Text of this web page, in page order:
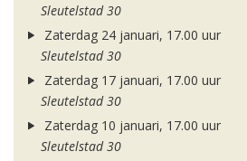
Sleutelstad 30
Zaterdag 24 januari, 17.00 uur
Sleutelstad 30
Zaterdag 17 januari, 17.00 uur
Sleutelstad 30
Zaterdag 10 januari, 17.00 uur
Sleutelstad 30